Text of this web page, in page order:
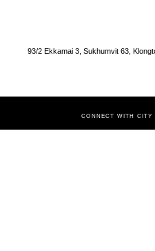
93/2 Ekkamai 3, Sukhumvit 63,
CONNECT WITH CITY